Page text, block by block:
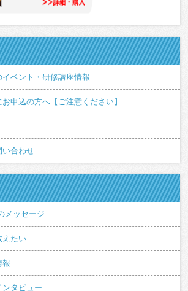
ベント・研修講座情報
申込の方へ【ご注意ください】
い合わせ
メッセージ
えたい
報
タビュー